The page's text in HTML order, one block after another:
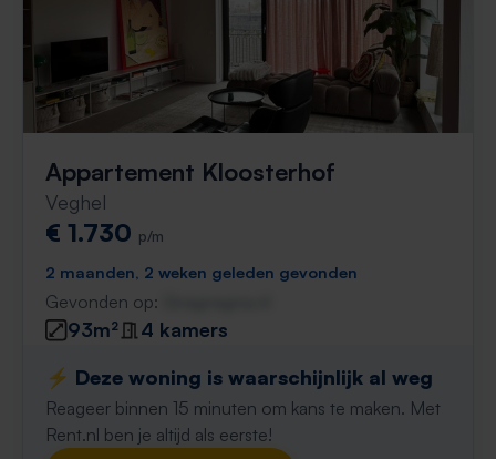
Appartement Kloosterhof
Veghel
€ 1.730 p/m
2 maanden, 2 weken geleden gevonden
Gevonden op:
93m²
4 kamers
⚡️ Deze woning is waarschijnlijk al weg
Reageer binnen 15 minuten om kans te maken. Met
Rent.nl ben je altijd als eerste!